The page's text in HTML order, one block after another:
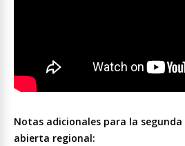
Notas adicionales para la
abierta regional: